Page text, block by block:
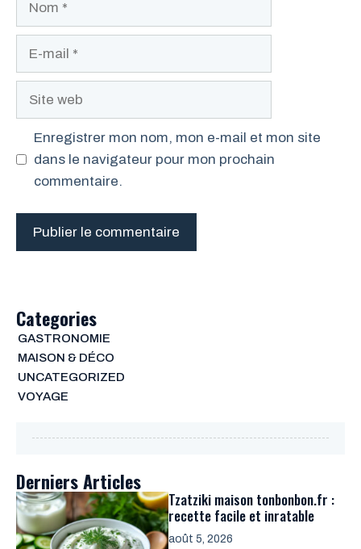
Site
Enregistrer mon nom, mon e-mail et mon site
dans le navigateur pour mon prochain
commentaire.
Categories
GASTRONOMIE
MAISON & DÉCO
UNCATEGORIZED
VOYAGE
Derniers Articles
Tzatziki maison tonbonbon.fr :
recette facile et inratable
août 5, 2026